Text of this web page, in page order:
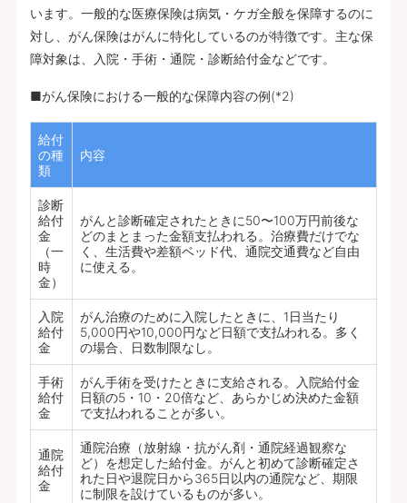
います。一般的な医療保険は病気・ケガ全般を保障するのに
対し、がん保険はがんに特化しているのが特徴です。主な保
障対象は、入院・手術・通院・診断給付金などです。
■がん保険における一般的な保障内容の例(*2)
給付
の種
類
内容
診断
給付
金
（一
時
金）
がんと診断確定されたときに50〜100万円前後な
どのまとまった金額支払われる。治療費だけでな
く、生活費や差額ベッド代、通院交通費など自由
に使える。
入院
給付
金
がん治療のために入院したときに、1日当たり
5,000円や10,000円など日額で支払われる。多く
の場合、日数制限なし。
手術
給付
金
がん手術を受けたときに支給される。入院給付金
日額の5・10・20倍など、あらかじめ決めた金額
で支払われることが多い。
通院
給付
金
通院治療（放射線・抗がん剤・通院経過観察な
ど）を想定した給付金。がんと初めて診断確定さ
れた日や退院日から365日以内の通院など、期限
に制限を設けているものが多い。